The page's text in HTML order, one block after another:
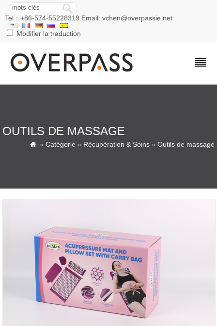
Tel：+86-574-55228319 Email: vchen@overpassie.net
Modifier la traduction
OUTILS DE MASSAGE
 » Catégorie » Récupération & Soins » Outils de massage